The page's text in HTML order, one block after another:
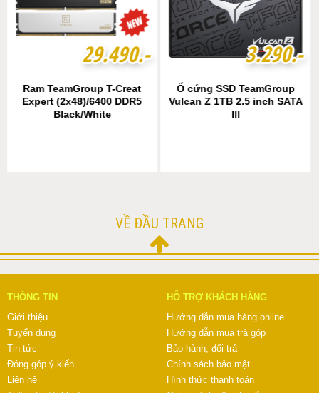
29.490.-
29.490.-
Ram TeamGroup T-Creat
Expert (2x48)/6400 DDR5
Black/White
3.290.-
3.290.-
Ổ cứng SSD TeamGroup
Vulcan Z 1TB 2.5 inch SATA
III
VỀ ĐẦU TRANG
THÔNG TIN
Giới thiệu
Tuyển dụng
Tin tức
Đóng góp ý kiến
Liên hệ
HỖ TRỢ KHÁCH HÀNG
Hướng dẫn mua hàng online
Hướng dẫn mua trả góp
Bảo hành, đổi trả
Chính sách bảo mật
Hình thức thanh toán